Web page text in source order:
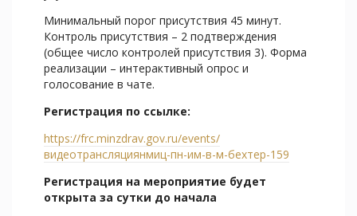
Минимальный порог присутствия 45 минут.
Контроль присутствия – 2 подтверждения
(общее число контролей присутствия 3). Форма
реализации – интерактивный опрос и
голосование в чате.
Регистрация по ссылке:
https://frc.minzdrav.gov.ru/events/
видеотрансляциянмиц-пн-им-в-м-бехтер-159
Регистрация на мероприятие будет
открыта за сутки до начала